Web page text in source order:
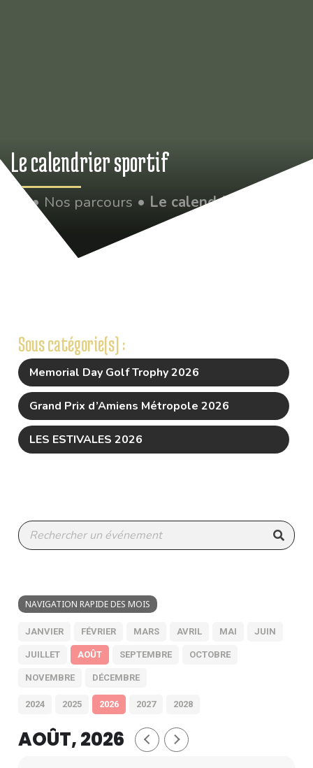
Le calendrier sportif
• Nos parcours • Le calendrier sportif
Sous catégorie(s) :
Memorial Day Golf Trophy 2026
Grand Prix d’Amiens Métropole 2026
LES ESTIVALES 2026
NAVIGATION RAPIDE DES MOIS
JANVIER FÉVRIER MARS AVRIL MAI JUIN
JUILLET AOÛT SEPTEMBRE OCTOBRE
NOVEMBRE DÉCEMBRE
2024 2025 2026 2027 2028
AOÛT, 2026